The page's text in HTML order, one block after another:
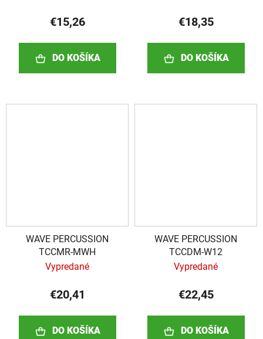
€15,26
DO KOŠÍKA
€18,35
DO KOŠÍKA
WAVE PERCUSSION
TCCMR-MWH
Vypredané
€20,41
DO KOŠÍKA
WAVE PERCUSSION
TCCDM-W12
Vypredané
€22,45
DO KOŠÍKA